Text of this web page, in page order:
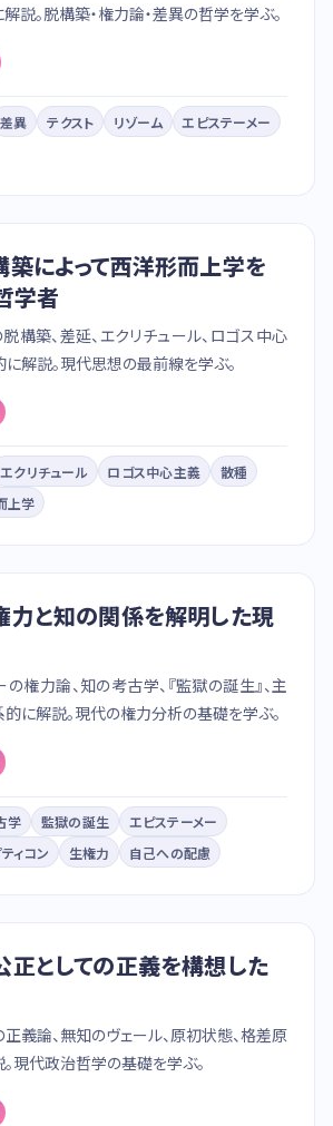
説。脱構築・権力論・差異の哲学を学ぶ。
差異 テクスト リゾーム
エピステーメー
築によって西洋形而上学を
学者
脱構築、差延、エクリチュール、ロゴス中心
解説。現代思想の最前線を学ぶ。
エクリチュール ロゴス中心主義
散種
上学
力と知の関係を解明した現
の権力論、知の考古学、『監獄の誕生』、主
に解説。現代の権力分析の基礎を学ぶ。
学 監獄の誕生
エピステーメー
ィコン 生権力 自己への配慮
正としての正義を構想した
正義論、無知のヴェール、原初状態、格差原
現代政治哲学の基礎を学ぶ。